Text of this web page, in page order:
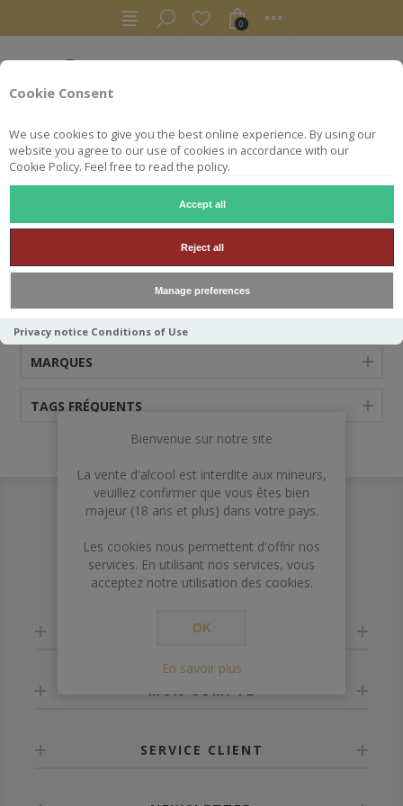
Cookie Consent
We use cookies to give you the best online experience. By using our
website you agree to our use of cookies in accordance with our
Cookie Policy. Feel free to read the policy.
Accept all
Reject all
Manage preferences
Privacy notice Conditions of Use
0
BRAES
CATÉGORIES
MARQUES
TAGS FRÉQUENTS
INFORMATION
MON COMPTE
SERVICE CLIENT
Bienvenue sur notre site
La vente d'alcool est interdite aux mineurs,
veuillez confirmer que vous êtes bien
majeur (18 ans et plus) dans votre pays.
Les cookies nous permettent d'offrir nos
services. En utilisant nos services, vous
acceptez notre utilisation des cookies.
OK
En savoir plus